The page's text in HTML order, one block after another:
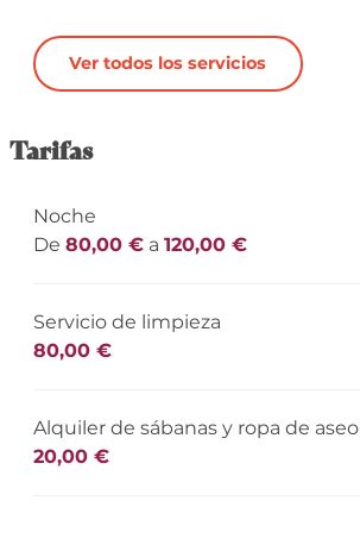
Ver todos los servicios
Tarifas
Noche
De 80,00 €a 120,00 €
Servicio de limpieza
80,00 €
Alquiler de sábanas y ropa de aseo
20,00 €